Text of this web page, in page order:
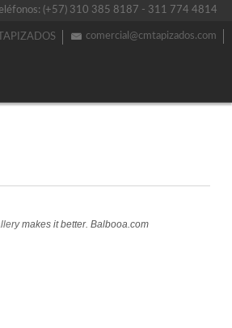
(+57) 310 385 8187 - 311 774 4814
comercial@cmtapizados.com
makes it better. Balbooa.com